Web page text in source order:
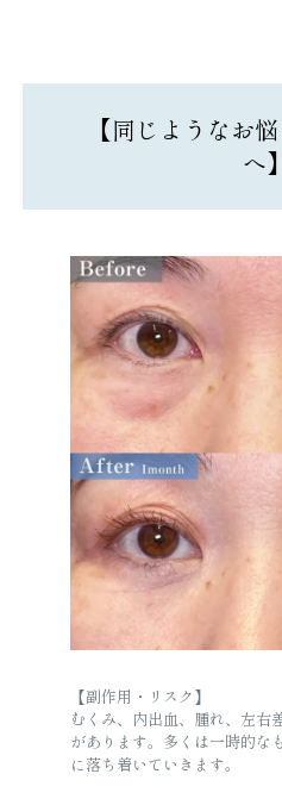
【同じようなお
へ】
【副作用・リスク】
むくみ、内出血、腫れ、左右
があります。多くは一時的な
に落ち着いていきます。